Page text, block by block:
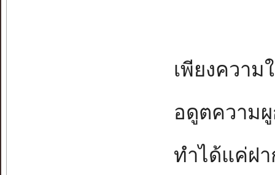
เพียงความ
อดูตความ
ทำได้แค่ฝา